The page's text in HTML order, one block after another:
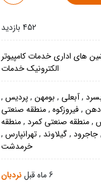
452 بازدید
های اداریخدمات کامپیوتر
الکترونیکخدمات
,آبعلی , بومهن ,پردیس ,
,فیروزکوه ,منطقه صنعتی
,منطقه صنعتی کمرد ,منطقه
,جاجرود ,گیلاوند ,تهرانپارس ,
خرمدشت
6 ماه قبل نردبان